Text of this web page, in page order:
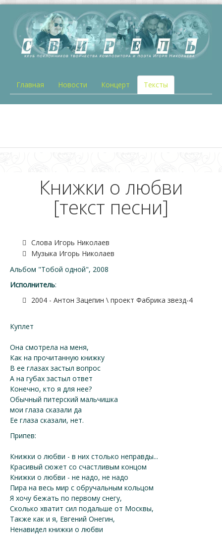
Главная Новости Концерт Тексты
Книжки о любви
[текст песни]
Слова Игорь Николаев
Музыка Игорь Николаев
Альбом "Тобой одной", 2008
Исполнитель:
2004 - Антон Зацепин \ проект Фабрика звезд-4
Куплет
Она смотрела на меня,
Как на прочитанную книжку
В ее глазах застыл вопрос
А на губах застыл ответ
Конечно, кто я для нее?
Обычный питерский мальчишка
мои глаза сказали да
Ее глаза сказали, нет.
Припев:
Книжки о любви - в них столько неправды...
Красивый сюжет со счастливым концом
Книжки о любви - не надо, не надо
Пира на весь мир с обручальным кольцом
Я хочу бежать по первому снегу,
Сколько хватит сил подальше от Москвы,
Также как и я, Евгений Онегин,
Ненавидел книжки о любви